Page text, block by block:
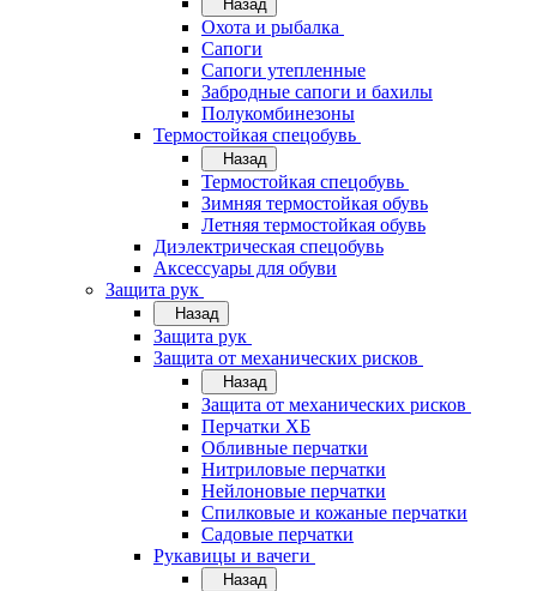
Назад
Охота и рыбалка
Сапоги
Сапоги утепленные
Забродные сапоги и бахилы
Полукомбинезоны
Термостойкая спецобувь
Назад
Термостойкая спецобувь
Зимняя термостойкая обувь
Летняя термостойкая обувь
Диэлектрическая спецобувь
Аксессуары для обуви
Защита рук
Назад
Защита рук
Защита от механических рисков
Назад
Защита от механических рисков
Перчатки ХБ
Обливные перчатки
Нитриловые перчатки
Нейлоновые перчатки
Спилковые и кожаные перчатки
Садовые перчатки
Рукавицы и вачеги
Назад